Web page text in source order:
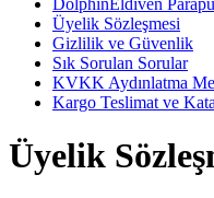
DolphinEldiven
Üyelik Sözleşmesi
Gizlilik ve Güvenlik
Sık Sorulan Sorular
KVKK Aydınlatma
Kargo Teslimat ve
Üyelik